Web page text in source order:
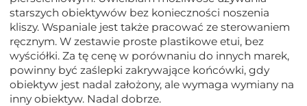
starszych obiektywów bez konieczności noszenia
kliszy. Wspaniale jest także pracować ze sterowaniem
ręcznym. W zestawie proste plastikowe etui, bez
wyściółki. Za tę cenę w porównaniu do innych marek,
powinny być zaślepki zakrywające końcówki, gdy
obiektyw jest nadal założony, ale wymaga wymiany na
inny obiektyw. Nadal dobrze.